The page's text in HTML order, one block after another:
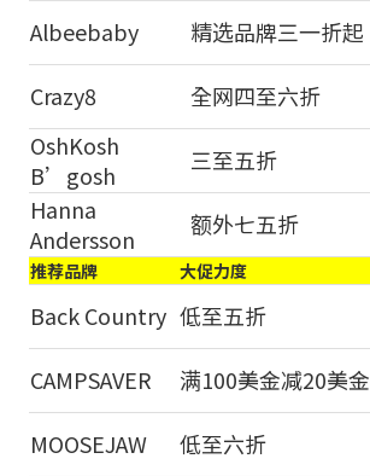
Albeebaby
精选品牌三一折起
Crazy8
全网四至六折
OshKosh
B’gosh
三至五折
Hanna
Andersson
额外七五折
推荐品牌 大促力度
Back Country 低至五折
CAMPSAVER
满100美金减20美金
MOOSEJAW
低至六折